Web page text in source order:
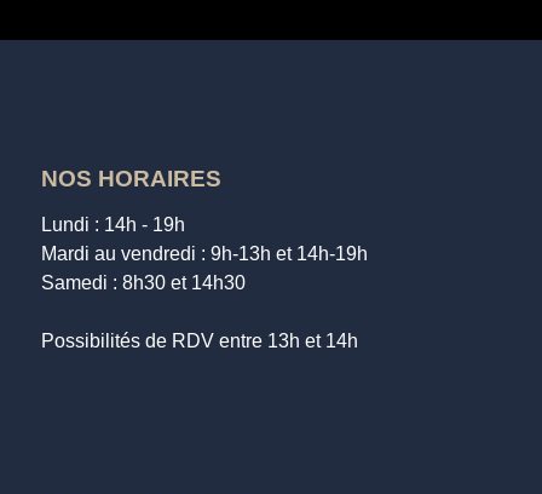
NOS HORAIRES
Lundi : 14h - 19h
Mardi au vendredi : 9h-13h et 14h-19h
Samedi : 8h30 et 14h30
Possibilités de RDV entre 13h et 14h